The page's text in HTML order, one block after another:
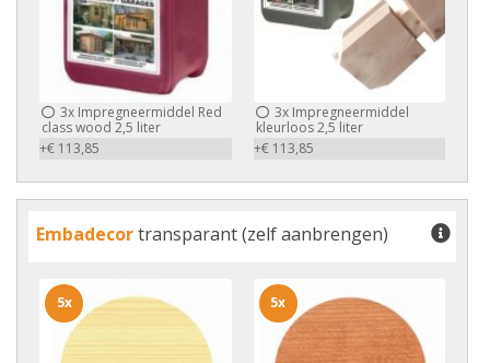
3x Impregneermiddel Red
class wood 2,5 liter
+€ 113,85
3xImpregneermiddel
kleurloos 2,5 liter
+€ 113,85
Embadecortransparant (zelf aanbrengen)
5x 5x